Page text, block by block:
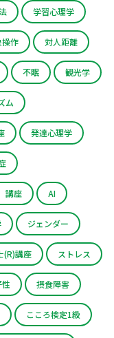
学習心理学
操作 対人距離
不眠 観光学
ム
発達心理学
講座 AI
ジェンダー
(R)講座 ストレス
摂食障害
こころ検定1級